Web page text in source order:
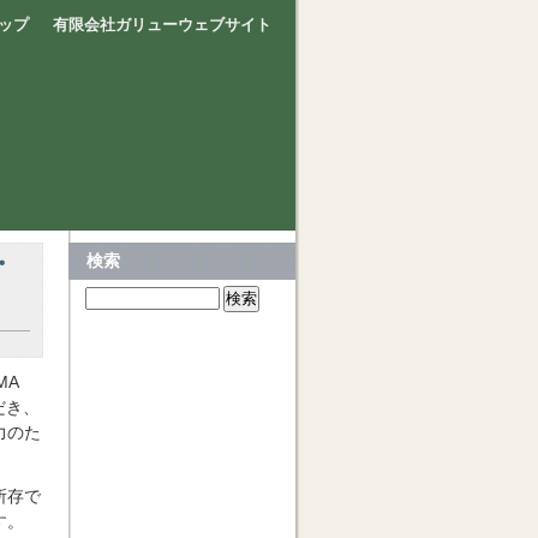
有限会社ガリューウェブサイト
プ
、
のた
存で
検索